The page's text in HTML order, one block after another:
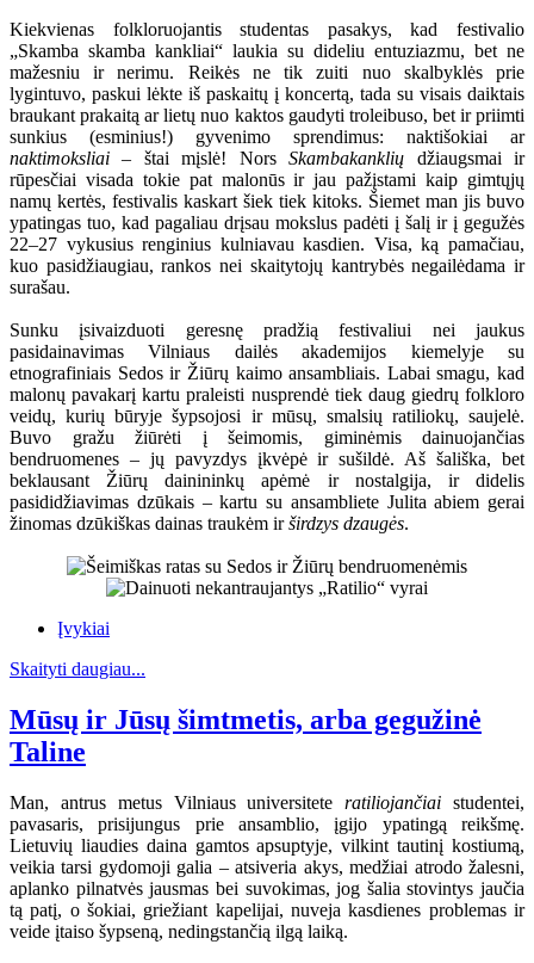
Kiekvienas folkloruojantis studentas pasakys, kad festivalio
„Skamba skamba kankliai“ laukia su dideliu entuziazmu, bet ne
mažesniu ir nerimu. Reikės ne tik zuiti nuo skalbyklės prie
lygintuvo, paskui lėkte iš paskaitų į koncertą, tada su visais daiktais
braukant prakaitą ar lietų nuo kaktos gaudyti troleibuso, bet ir priimti
sunkius (esminius!) gyvenimo sprendimus: naktišokiai ar
naktimoksliai– štai mįslė! NorsSkambakanklių džiaugsmai ir
rūpesčiai visada tokie pat malonūs ir jau pažįstami kaip gimtųjų
namų kertės, festivalis kaskart šiek tiek kitoks. Šiemet man jis buvo
ypatingas tuo, kad pagaliau drįsau mokslus padėti į šalį ir į gegužės
22–27 vykusius renginius kulniavau kasdien. Visa, ką pamačiau,
kuo pasidžiaugiau, rankos nei skaitytojų kantrybės negailėdama ir
surašau.
Sunku įsivaizduoti geresnę pradžią festivaliui nei jaukus
pasidainavimas Vilniaus dailės akademijos kiemelyje su
etnografiniais Sedos ir Žiūrų kaimo ansambliais. Labai smagu, kad
malonų pavakarį kartu praleisti nusprendė tiek daug giedrų folkloro
veidų, kurių būryje šypsojosi ir mūsų, smalsių ratiliokų, saujelė.
Buvo gražu žiūrėti į šeimomis, giminėmis dainuojančias
bendruomenes – jų pavyzdys įkvėpė ir sušildė. Aš šališka, bet
beklausant Žiūrų dainininkų apėmė ir nostalgija, ir didelis
pasididžiavimas dzūkais – kartu su ansambliete Julita abiem gerai
žinomas dzūkiškas dainas traukėm irširdzys dzaugės.
Įvykiai
Skaityti daugiau...
Mūsų ir Jūsų šimtmetis, arba gegužinė
Taline
Man, antrus metus Vilniaus universiteteratiliojančiai studentei,
pavasaris, prisijungus prie ansamblio, įgijo ypatingą reikšmę.
Lietuvių liaudies daina gamtos apsuptyje, vilkint tautinį kostiumą,
veikia tarsi gydomoji galia – atsiveria akys, medžiai atrodo žalesni,
aplanko pilnatvės jausmas bei suvokimas, jog šalia stovintys jaučia
tą patį, o šokiai, griežiant kapelijai, nuveja kasdienes problemas ir
veide įtaiso šypseną, nedingstančią ilgą laiką.